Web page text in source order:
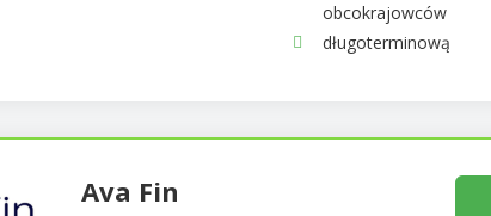
obcokrajowców
długoterminową
Ava Fin